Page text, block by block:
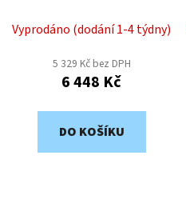
Vyprodáno (dodání 1-4 týdny)
5 329 Kč bez DPH
6 448 Kč
DO KOŠÍKU